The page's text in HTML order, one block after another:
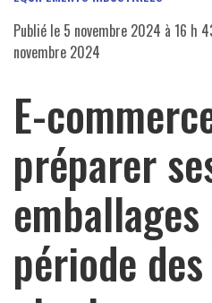
Publié le 5 novembre 2024 à 16 h
novembre 2024
E-
préparer
période